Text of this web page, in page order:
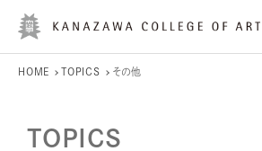
HOME TOPICS その他
TOPICS